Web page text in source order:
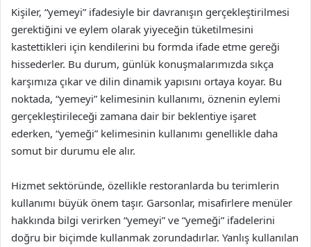
Kişiler, “yemeyi” ifadesiyle bir davranışın gerçekleştirilmesi
gerektiğini ve eylem olarak yiyeceğin tüketilmesini
kastettikleri için kendilerini bu formda ifade etme gereği
hissederler. Bu durum, günlük konuşmalarımızda sıkça
karşımıza çıkar ve dilin dinamik yapısını ortaya koyar. Bu
noktada, “yemeyi” kelimesinin kullanımı, öznenin eylemi
gerçekleştirileceği zamana dair bir beklentiye işaret
ederken, “yemeği” kelimesinin kullanımı genellikle daha
somut bir durumu ele alır.
Hizmet sektöründe, özellikle restoranlarda bu terimlerin
kullanımı büyük önem taşır. Garsonlar, misafirlere menüler
hakkında bilgi verirken “yemeyi” ve “yemeği” ifadelerini
doğru bir biçimde kullanmak zorundadırlar. Yanlış kullanılan